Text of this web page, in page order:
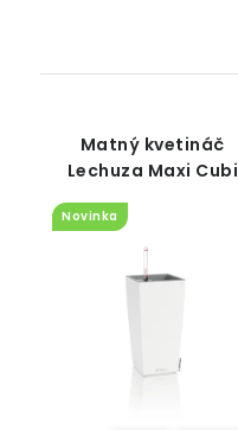
Matný kvetináč
Lechuza Maxi Cubi
all-in-one set
Novinka